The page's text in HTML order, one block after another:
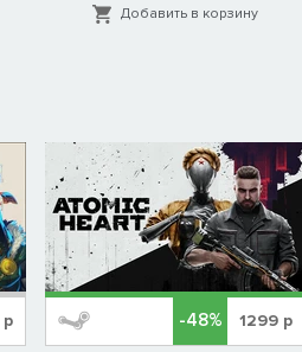
Добавить в корзину
р -48% 1299 р